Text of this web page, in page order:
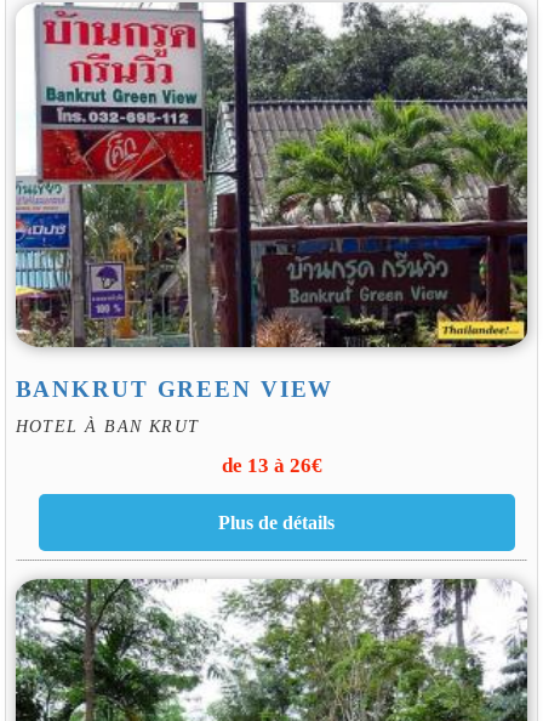
BANKRUT GREEN VIEW
HOTEL À BAN KRUT
de 13 à 26€